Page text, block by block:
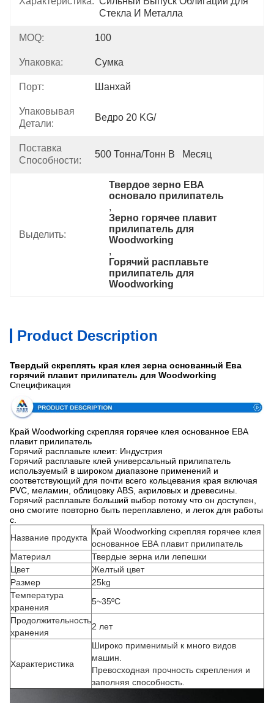
Стекла И Металла
MOQ: 100
Упаковка: Сумка
Порт: Шанхай
Упаковывая
Детали:
Ведро 20 KG/
Поставка
Способности:
500 Тонна/тонн В   Месяц
Выделить:
Твердое зерно ЕВА
основало прилипатель
,
Зерно горячее плавит
прилипатель для
Woodworking
,
Горячий расплавьте
прилипатель для
Woodworking
Product Description
Твердый скреплять края клея зерна основанный Ева
горячий плавит прилипатель для Woodworking
Спецификация
Край Woodworking скрепляя горячее клея основанное ЕВА
плавит прилипатель
Горячий расплавьте клеит: Индустрия
Горячий расплавьте клей универсальный прилипатель
используемый в широком диапазоне применений и
соответствующий для почти всего кольцевания края включая
PVC, меламин, облицовку ABS, акриловых и древесины.
Горячий расплавьте больший выбор потому что он доступен,
оно смогите повторно быть переплавлено, и легок для работы
с.
Название продукта
Край Woodworking скрепляя горячее клея
основанное ЕВА плавит прилипатель
Материал
Твердые зерна или лепешки
Цвет
Желтый цвет
Размер
25kg
Температура
хранения
5~35ºC
Продолжительность
хранения
2 лет
Характеристика
Широко применимый к много видов
машин.
Превосходная прочность скрепления и
заполняя способность.